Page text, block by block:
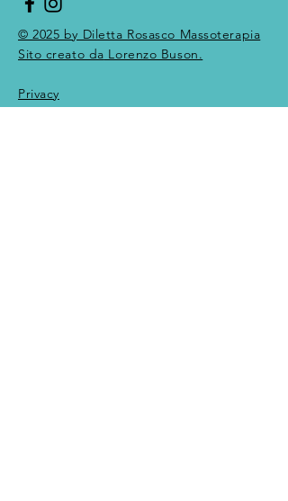
© 2025 by Diletta Rosasco Massoterapia
Sito creato da Lorenzo Buson.
Privacy